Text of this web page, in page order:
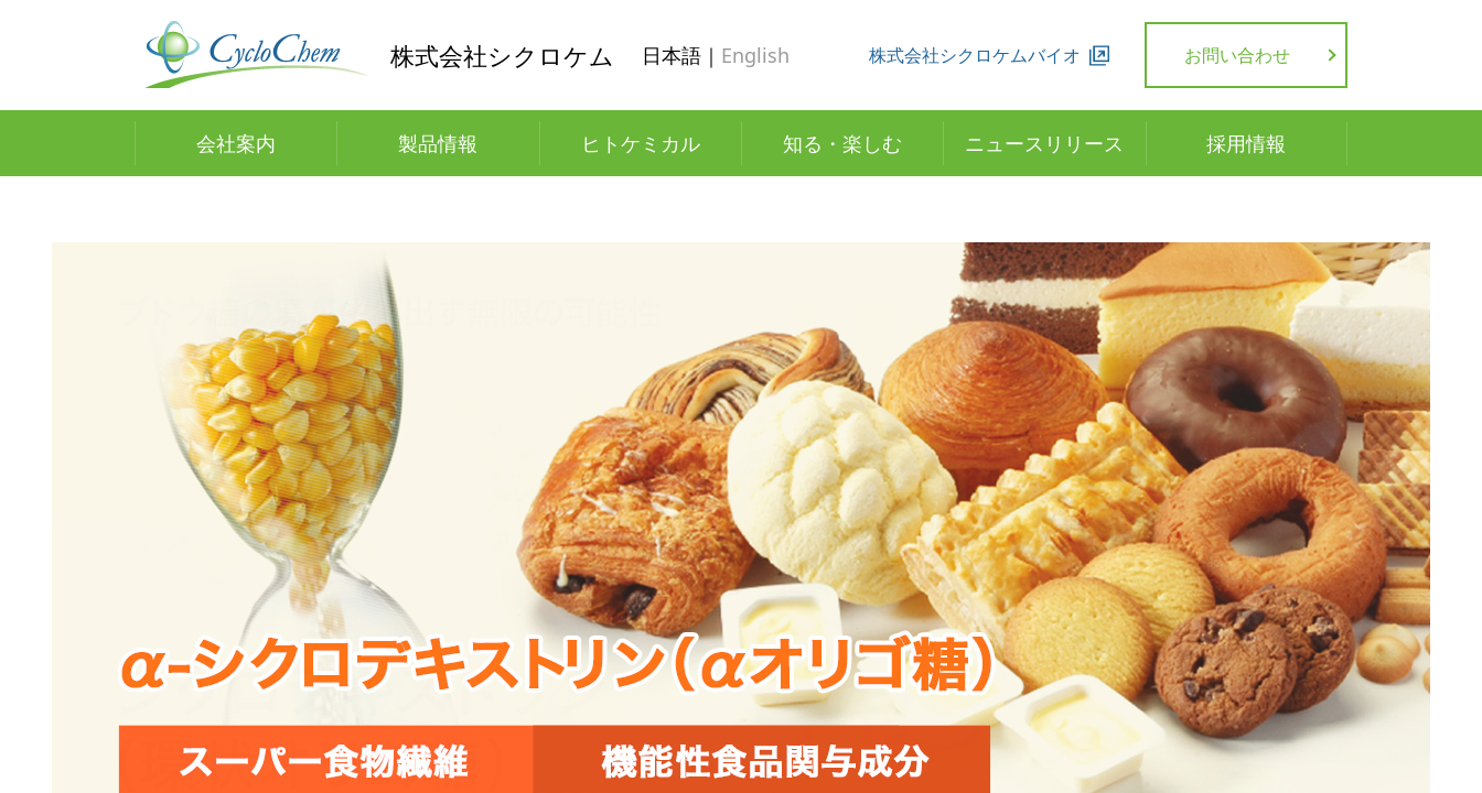
株式会社シクロケム 日本語｜ English 株式会社シクロケムバイオ お問い合わせ
会社案内 製品情報 ヒトケミカル 知る・楽しむ ニュースリリース 採用情報